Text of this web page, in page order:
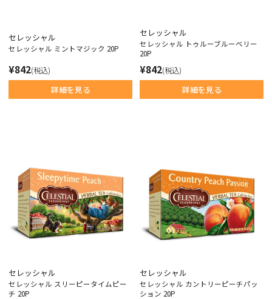
セレッシャル
セレッシャル ミントマジック 20P
¥842(税込)
詳細を見る
セレッシャル
セレッシャル トゥルーブルーベリー
20P
¥842(税込)
詳細を見る
セレッシャル
セレッシャル スリーピータイムピー
チ 20P
セレッシャル
セレッシャル カントリーピーチパッ
ション 20P